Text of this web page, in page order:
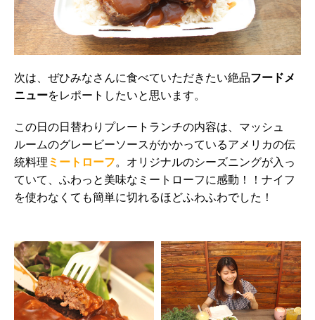
次は、ぜひみなさんに食べていただきたい絶品フードメ
ニューをレポートしたいと思います。
この日の日替わりプレートランチの内容は、マッシュ
ルームのグレービーソースがかかっているアメリカの伝
統料理 ミートローフ。オリジナルのシーズニングが入っ
ていて、ふわっと美味なミートローフに感動！！ナイフ
を使わなくても簡単に切れるほどふわふわでした！